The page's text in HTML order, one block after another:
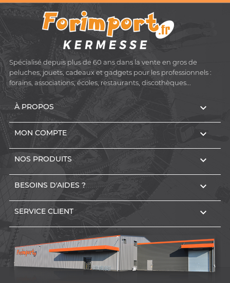
Spécialisé depuis plus de 60 ans dans la vente en gros de
peluches, jouets, cadeaux et gadgets pour les professionnels :
forains, associations, écoles, restaurants, discothèques...
À PROPOS 
MON COMPTE 
NOS PRODUITS 
BESOINS D'AIDES ? 
SERVICE CLIENT 